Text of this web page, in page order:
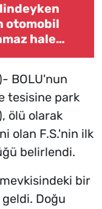
otomobil
hale
BOLU'nun
tesisine park
ölü olarak
olan F.S.'nin ilk
belirlendi.
bir
Doğu